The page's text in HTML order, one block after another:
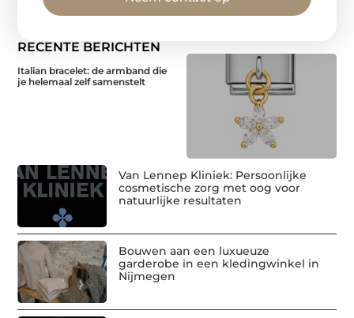
RECENTE BERICHTEN
Italian bracelet: de armband die
je helemaal zelf samenstelt
Van Lennep Kliniek: Persoonlijke
cosmetische zorg met oog voor
natuurlijke resultaten
Bouwen aan een luxueuze
garderobe in een kledingwinkel in
Nijmegen